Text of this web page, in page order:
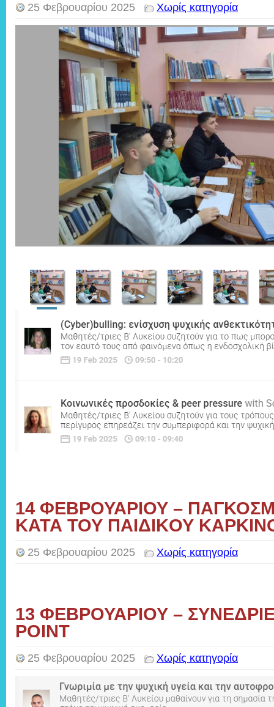
25 Φεβρουαρίου 2025 Χωρίς κατηγορία
14 ΦΕΒΡΟΥΑΡΙΟΥ –
ΚΑΤΑ ΤΟΥ ΠΑΙΔΙKΟΥ
25 Φεβρουαρίου 2025 Χωρίς κατηγορία
13 ΦΕΒΡΟΥΑΡΙΟΥ –
POINT
25 Φεβρουαρίου 2025 Χωρίς κατηγορία